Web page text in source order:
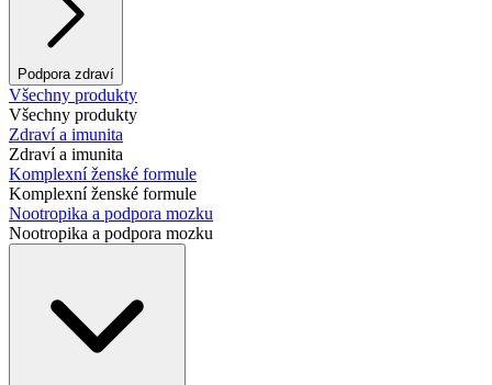
Podpora zdraví
Všechny produkty
Všechny produkty
Zdraví a imunita
Zdraví a imunita
Komplexní ženské formule
Komplexní ženské formule
Nootropika a podpora mozku
Nootropika a podpora mozku